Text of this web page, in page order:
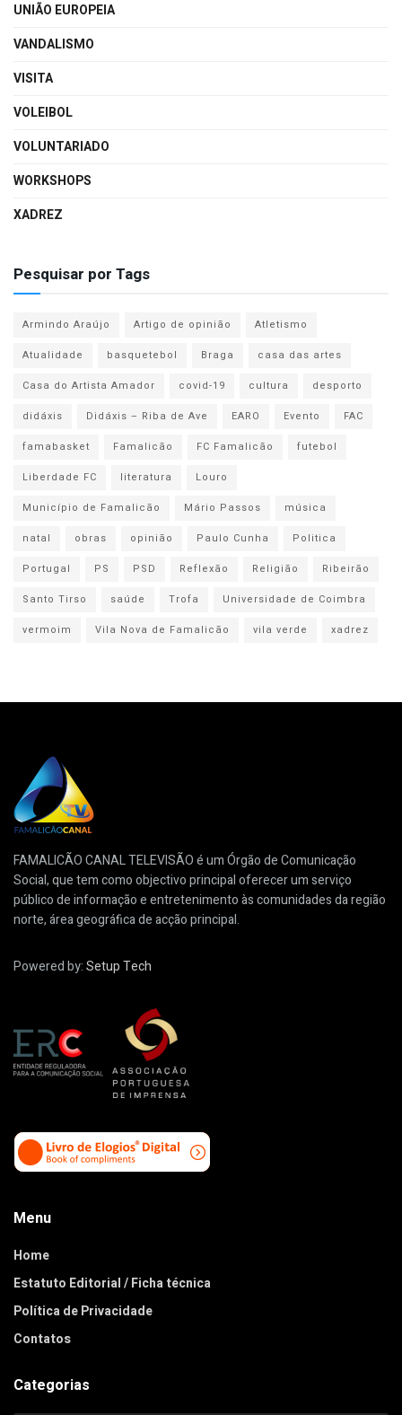
UNIÃO EUROPEIA
VANDALISMO
VISITA
VOLEIBOL
VOLUNTARIADO
WORKSHOPS
XADREZ
Pesquisar por Tags
Armindo Araújo Artigo de opinião
Atletismo
Atualidade
basquetebol Braga
casa das artes
Casa do Artista Amador
covid-19 cultura
desporto
didáxis
Didáxis – Riba de Ave EARO Evento
FAC
famabasket
Famalicão FC Famalicão
futebol
Liberdade FC
literatura
Louro
Município de Famalicão
Mário Passos
música
natal
obras opinião Paulo Cunha
Politica
Portugal
PS PSD Reflexão Religião
Ribeirão
Santo Tirso
saúde Trofa
Universidade de Coimbra
vermoim
Vila Nova de Famalicão vila verde xadrez
FAMALICÃO CANAL TELEVISÃO é um Órgão de Comunicação
Social, que tem como objectivo principal oferecer um serviço
público de informação e entretenimento às comunidades da região
norte, área geográfica de acção principal.
Powered by:Setup Tech
Menu
Home
Estatuto Editorial / Ficha técnica
Política de Privacidade
Contatos
Categorias